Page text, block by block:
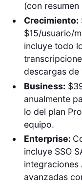
(con resumen
Crecimiento:
$15/usuario/
incluye todo
descargas de
Business:
anualmente
lo del plan
equipo.
Enterprise:
incluye SSO
integraciones
avanzadas